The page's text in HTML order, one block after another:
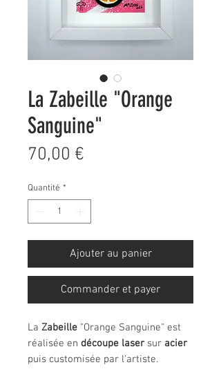
La Zabeille "Orange
Sanguine"
70,00 €
Quantité *
Ajouter au panier
Commander et payer
La Zabeille "Orange Sanguine" est
réalisée en découpe laser sur acier
puis customisée par l'artiste.